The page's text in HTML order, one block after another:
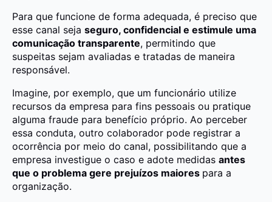
Para que funcione de forma adequada, é preciso que
esse canal seja seguro, confidencial e estimule uma
comunicação transparente, permitindo que
suspeitas sejam avaliadas e tratadas de maneira
responsável.
Imagine, por exemplo, que um funcionário utilize
recursos da empresa para fins pessoais ou pratique
alguma fraude para benefício próprio. Ao perceber
essa conduta, outro colaborador pode registrar a
ocorrência por meio do canal, possibilitando que a
empresa investigue o caso e adote medidas antes
que o problema gere prejuízos maiores para a
organização.